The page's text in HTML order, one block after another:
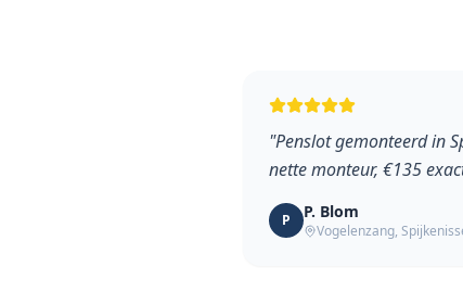
"Penslot gemonteerd in
nette monteur, €135
P P. Blom
Vogelenzang,